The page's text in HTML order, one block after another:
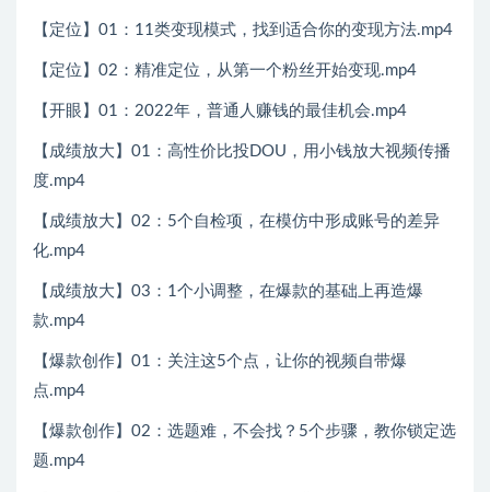
【定位】01：11类变现模式，找到适合你的变现方法.mp4
【定位】02：精准定位，从第一个粉丝开始变现.mp4
【开眼】01：2022年，普通人赚钱的最佳机会.mp4
【成绩放大】01：高性价比投DOU，用小钱放大视频传播
度.mp4
【成绩放大】02：5个自检项，在模仿中形成账号的差异
化.mp4
【成绩放大】03：1个小调整，在爆款的基础上再造爆
款.mp4
【爆款创作】01：关注这5个点，让你的视频自带爆
点.mp4
【爆款创作】02：选题难，不会找？5个步骤，教你锁定选
题.mp4